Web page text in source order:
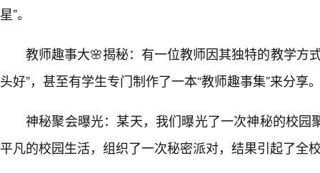
星”。
教师趣事大🌸揭秘：有一位教师因其独特的教学方
头好”，甚至有学生专门制作了一本“教师趣事集”来分享
神秘聚会曝光：某天，我们曝光了一次神秘的校园
平凡的校园生活，组织了一次秘密派对，结果引起了全